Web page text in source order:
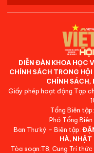
DIỄN ĐÀN KHOA HỌC
CHÍNH SÁCH TRONG
CHÍNH SÁCH,
Giấy phép hoạt động Tạp
Tổng Biên tập:
Phó Tổng
Ban Thư ký - Biên tập:
HÀ, NHẬT
Tòa soạn:T8, Cung Trí